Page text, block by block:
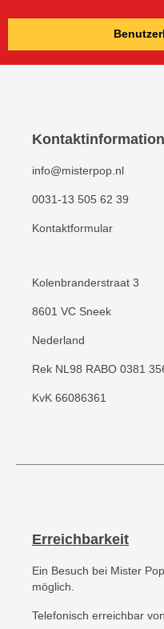
info@misterpop.nl
0031-13 505 62 39
Kontaktformular
Kolenbranderstraat 3
8601 VC Sneek
Nederland
Rek NL98 RABO 0381
KvK 66086361
Erreichbarkeit
Ein Besuch bei Mister
möglich.
Telefonisch erreichbar